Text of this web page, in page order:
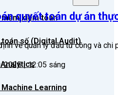
mềm kiểm toán
toán số (Digital Audit)
Machine Learning
quyết toán dự án
về quản lý đầu tư công và chi
| 12:05 sáng